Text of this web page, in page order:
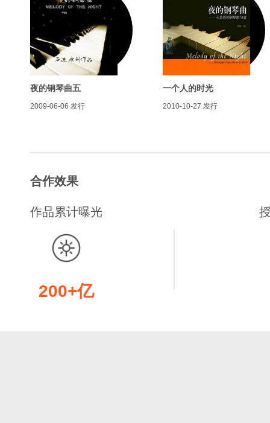
夜的钢琴曲五
2009-06-06 发行
一个人的时光
2010-10-27 发行
合作效果
作品累计曝光
200+亿